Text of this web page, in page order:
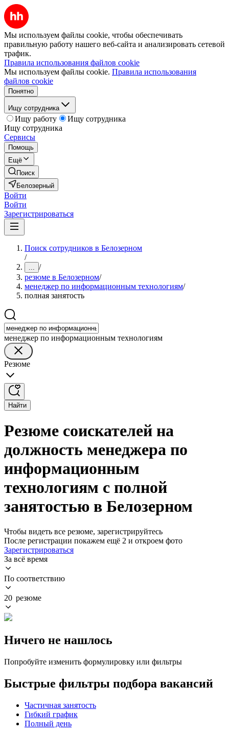
Мы используем файлы cookie, чтобы обеспечивать
правильную работу нашего веб-сайта и анализировать сетевой
трафик.
Правила использования файлов cookie
Мы используем файлы cookie. Правила использования
файлов cookie
Понятно
Ищу сотрудника
Ищу работу
Ищу сотрудника
Ищу сотрудника
Сервисы
Помощь
Ещё
Поиск
Белозерный
Войти
Войти
Зарегистрироваться
Поиск сотрудников в Белозерном
/
... /
резюме в Белозерном/
менеджер по информационным технологиям/
полная занятость
менеджер по информационным технологиям
Резюме
Найти
Резюме соискателей на
должность менеджера по
информационным
технологиям с полной
занятостью в Белозерном
Чтобы видеть все резюме, зарегистрируйтесь
После регистрации покажем ещё 2 и откроем фото
Зарегистрироваться
За всё время
По соответствию
20 резюме
Ничего не нашлось
Попробуйте изменить формулировку или фильтры
Быстрые фильтры подбора вакансий
Частичная занятость
Гибкий график
Полный день